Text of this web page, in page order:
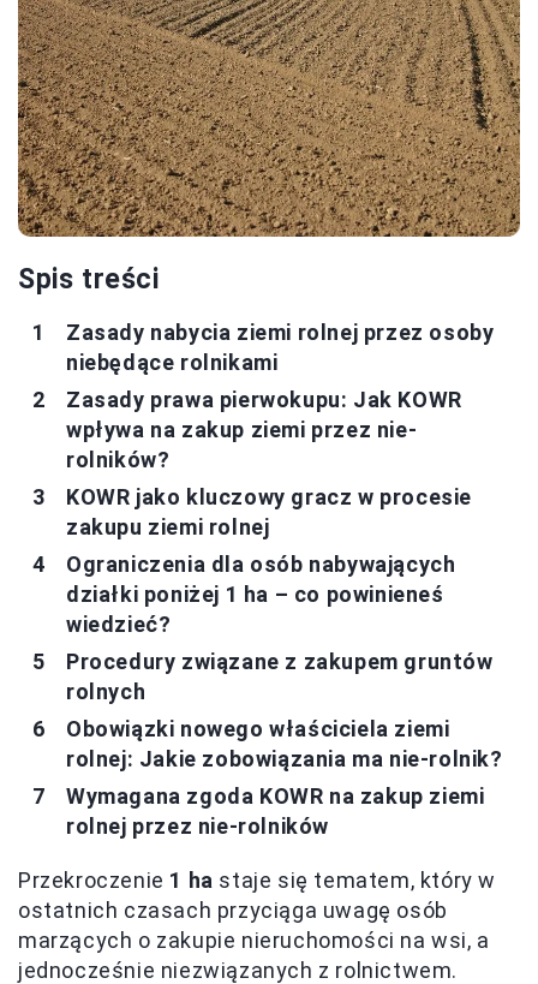
Spis treści
Zasady nabycia ziemi rolnej przez osoby
niebędące rolnikami
Zasady prawa pierwokupu: Jak KOWR
wpływa na zakup ziemi przez nie-
rolników?
KOWR jako kluczowy gracz w procesie
zakupu ziemi rolnej
Ograniczenia dla osób nabywających
działki poniżej 1 ha – co powinieneś
wiedzieć?
Procedury związane z zakupem gruntów
rolnych
Obowiązki nowego właściciela ziemi
rolnej: Jakie zobowiązania ma nie-rolnik?
Wymagana zgoda KOWR na zakup ziemi
rolnej przez nie-rolników
Przekroczenie 1 ha staje się tematem, który w
ostatnich czasach przyciąga uwagę osób
marzących o zakupie nieruchomości na wsi, a
jednocześnie niezwiązanych z rolnictwem.